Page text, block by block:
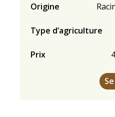
Origine
Type d’agriculture
Prix